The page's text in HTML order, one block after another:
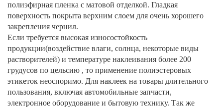
полиэфирная пленка с матовой отделкой. Гладкая
поверхность покрыта верхним слоем для очень хорошего
закрепления чернил.
Если требуется высокая износостойкость
продукции(воздействие влаги, солнца, некоторые виды
растворителей) и температуре наклеивания более 200
грудусов по цельсию , то применение полиэстеровых
этикеток неоспоримо. Для наклеек на товары длительного
пользования, включая автомобильные запчасти,
электронное оборудование и бытовую технику. Так же